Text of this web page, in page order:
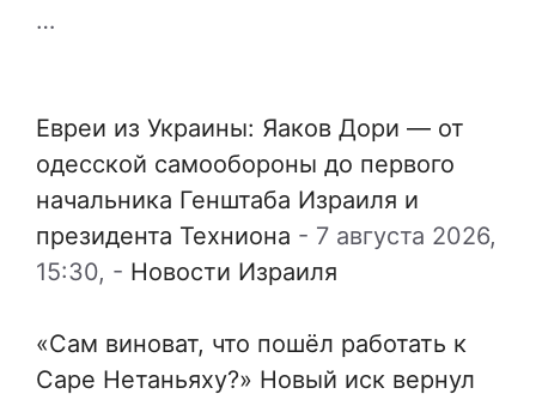
…
Евреи из Украины: Яаков Дори — от
одесской самообороны до первого
начальника Генштаба Израиля и
президента Техниона - 7 августа 2026,
15:30, - Новости Израиля
«Сам виноват, что пошёл работать к
Саре Нетаньяху?» Новый иск вернул